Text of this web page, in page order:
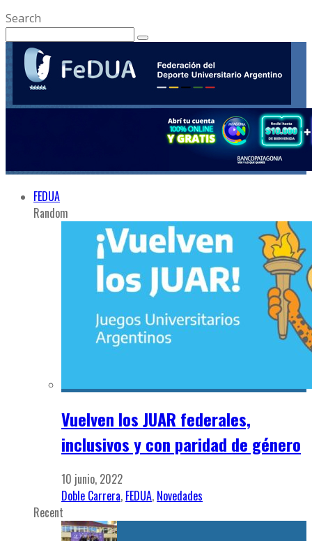
Search
FEDUA
Random
Vuelven los JUAR federales,
inclusivos y con paridad de género
10 junio, 2022
Doble Carrera, FEDUA, Novedades
Recent